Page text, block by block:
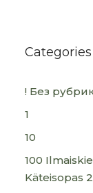
Categories
! Без
1
10
100
Käteisopas